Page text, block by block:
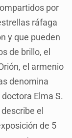
por
ráfaga
y que pueden
de brillo, el
el armenio
denomina
Elma S.
el
de 5